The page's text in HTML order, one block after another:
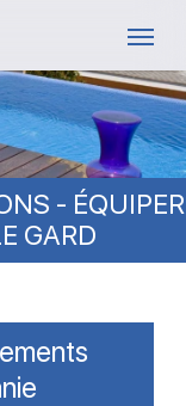
- ÉQUIPER
GARD